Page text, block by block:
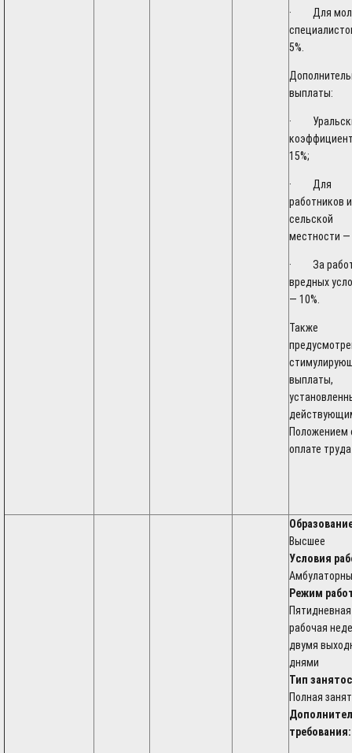
· Для
5%.
выплаты:
·
15%;
· Для
работников
сельской
местности —
· За
вредных
— 10%.
Также
выплаты,
Положением
оплате труда
Высшее
Условия
Режим
Пятидневная
рабочая
двумя
днями
Тип
Полная
требования: